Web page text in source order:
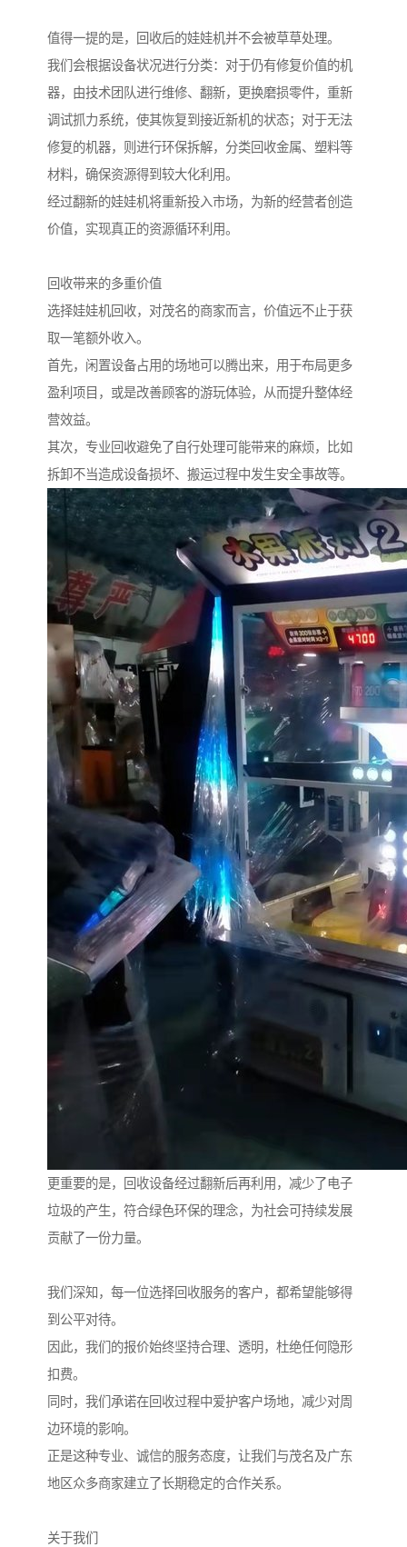
值得一提的是，回收后的娃娃机并不会被草草处理。
我们会根据设备状况进行分类：对于仍有修复价值的机
器，由技术团队进行维修、翻新，更换磨损零件，重新
调试抓力系统，使其恢复到接近新机的状态；对于无法
修复的机器，则进行环保拆解，分类回收金属、塑料等
材料，确保资源得到较大化利用。
经过翻新的娃娃机将重新投入市场，为新的经营者创造
价值，实现真正的资源循环利用。
回收带来的多重价值
选择娃娃机回收，对茂名的商家而言，价值远不止于获
取一笔额外收入。
首先，闲置设备占用的场地可以腾出来，用于布局更多
盈利项目，或是改善顾客的游玩体验，从而提升整体经
营效益。
其次，专业回收避免了自行处理可能带来的麻烦，比如
拆卸不当造成设备损坏、搬运过程中发生安全事故等。
更重要的是，回收设备经过翻新后再利用，减少了电子
垃圾的产生，符合绿色环保的理念，为社会可持续发展
贡献了一份力量。
我们深知，每一位选择回收服务的客户，都希望能够得
到公平对待。
因此，我们的报价始终坚持合理、透明，杜绝任何隐形
扣费。
同时，我们承诺在回收过程中爱护客户场地，减少对周
边环境的影响。
正是这种专业、诚信的服务态度，让我们与茂名及广东
地区众多商家建立了长期稳定的合作关系。
关于我们